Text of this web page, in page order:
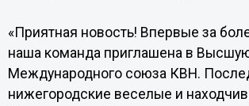
«Приятная новость! Впервые за
наша команда приглашена в
Международного союза КВН.
нижегородские веселые и